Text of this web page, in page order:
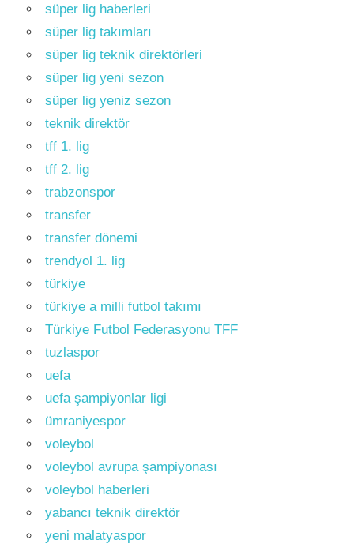
süper lig haberleri
süper lig takımları
süper lig teknik direktörleri
süper lig yeni sezon
süper lig yeniz sezon
teknik direktör
tff 1. lig
tff 2. lig
trabzonspor
transfer
transfer dönemi
trendyol 1. lig
türkiye
türkiye a milli futbol takımı
Türkiye Futbol Federasyonu TFF
tuzlaspor
uefa
uefa şampiyonlar ligi
ümraniyespor
voleybol
voleybol avrupa şampiyonası
voleybol haberleri
yabancı teknik direktör
yeni malatyaspor